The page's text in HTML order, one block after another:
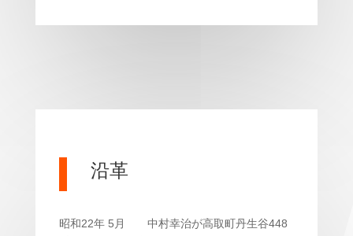
沿革
昭和22年 5月 中村幸治が高取町丹生谷448